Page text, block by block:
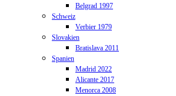
Belgrad 1997
Schweiz
Verbier 1979
Slovakien
Bratislava 2011
Spanien
Madrid 2022
Alicante 2017
Menorca 2008